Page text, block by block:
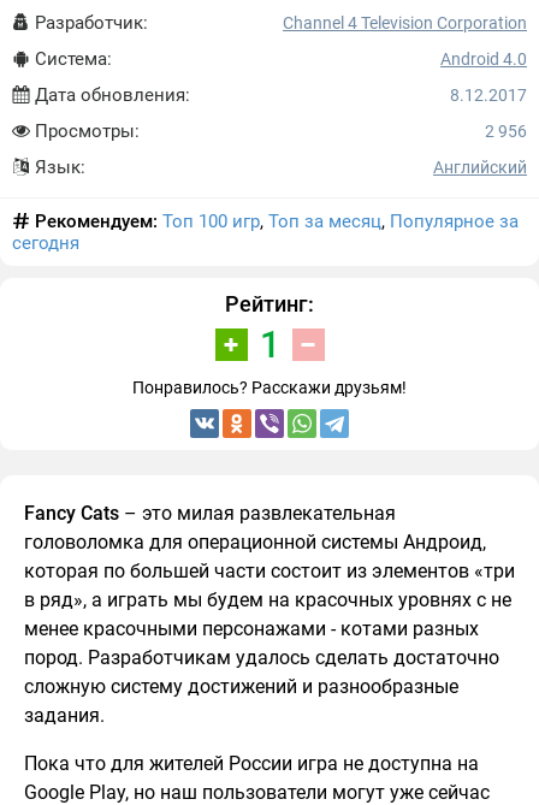
Разработчик: Channel 4 Television Corporation
Система: Android 4.0
Дата обновления: 8.12.2017
Просмотры: 2 956
Язык: Английский
Рекомендуем: Топ 100 игр, Топ за месяц, Популярное за
сегодня
Рейтинг:
1
Понравилось? Расскажи друзьям!
Fancy Cats – это милая развлекательная
головоломка для операционной системы Андроид,
которая по большей части состоит из элементов «три
в ряд», а играть мы будем на красочных уровнях с не
менее красочными персонажами - котами разных
пород. Разработчикам удалось сделать достаточно
сложную систему достижений и разнообразные
задания.
Пока что для жителей России игра не доступна на
Google Play, но наш пользователи могут уже сейчас